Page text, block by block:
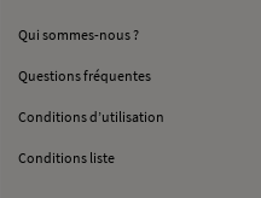
Qui sommes-nous ?
Questions fréquentes
Conditions d’utilisation
Conditions liste